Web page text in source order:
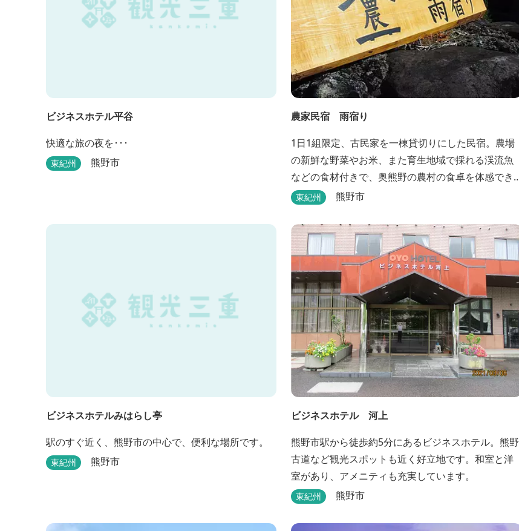
ビジネスホテル平谷
快適な旅の夜を･･･
東紀州 熊野市
農家民宿 雨宿り
1日1組限定、古民家を一棟貸切りにした民宿。農場
の新鮮な野菜やお米、また育生地域で採れる渓流魚
などの食材付きで、奥熊野の農村の食卓を体感でき
ます。
東紀州 熊野市
ビジネスホテルみはらし亭
駅のすぐ近く、熊野市の中心で、便利な場所です。
東紀州 熊野市
ビジネスホテル 河上
熊野市駅から徒歩約5分にあるビジネスホテル。熊野
古道など観光スポットも近く好立地です。和室と洋
室があり、アメニティも充実しています。
東紀州 熊野市